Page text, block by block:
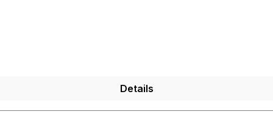
RT-70 erfolgt in Standard Unterputz-Schalterdosen,
Details